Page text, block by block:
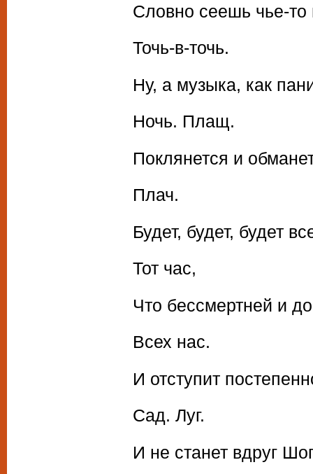
Словно сеешь чье-то
Точь-в-точь.
Ну, а музыка, как
Ночь. Плащ.
Поклянется и
Плач.
Будет, будет, будет
Тот час,
Что бессмертней и
Всех нас.
И отступит
Сад. Луг.
И не станет вдруг